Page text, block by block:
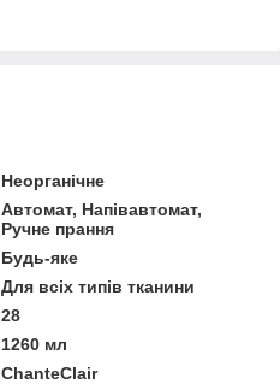
Неорганічне
Автомат, Напівавтомат,
Ручне прання
Будь-яке
Для всіх типів тканини
28
1260 мл
ChanteClair